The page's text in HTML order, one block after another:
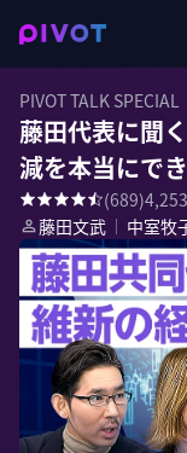
PIVOT TALK SPECIAL
藤田代表に聞
減を本当にで
(689)4,253
藤田文武 ｜ 中室牧